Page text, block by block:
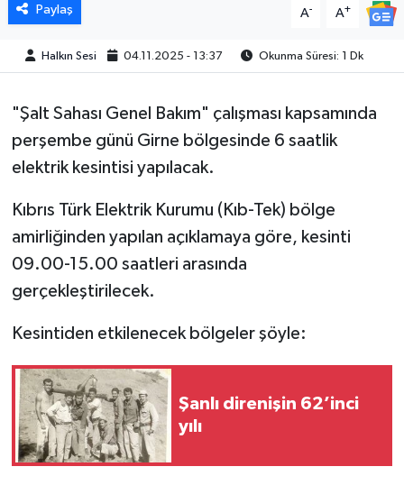
Paylaş A- A+
Halkın Sesi 04.11.2025 - 13:37 Okunma Süresi: 1 Dk
"Şalt Sahası Genel Bakım" çalışması kapsamında
perşembe günü Girne bölgesinde 6 saatlik
elektrik kesintisi yapılacak.
Kıbrıs Türk Elektrik Kurumu (Kıb-Tek) bölge
amirliğinden yapılan açıklamaya göre, kesinti
09.00-15.00 saatleri arasında
gerçekleştirilecek.
Kesintiden etkilenecek bölgeler şöyle:
Şanlı direnişin 62’inci
yılı